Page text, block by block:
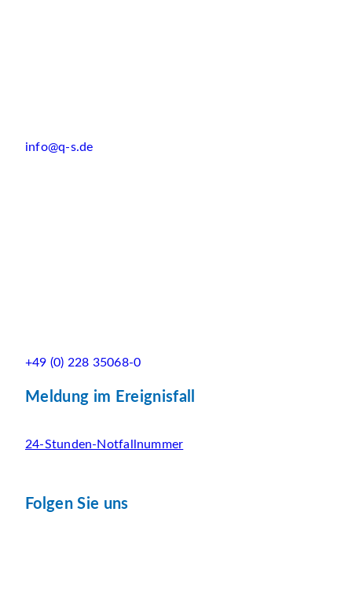
info@q-s.de
+49 (0) 228 35068-0
Meldung im Ereignisfall
24-Stunden-Notfallnummer
Folgen Sie uns